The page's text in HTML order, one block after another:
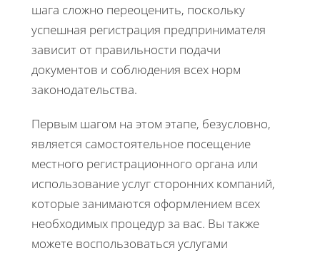
шага сложно переоценить, поскольку
успешная регистрация предпринимателя
зависит от правильности подачи
документов и соблюдения всех норм
законодательства.
Первым шагом на этом этапе, безусловно,
является самостоятельное посещение
местного регистрационного органа или
использование услуг сторонних компаний,
которые занимаются оформлением всех
необходимых процедур за вас. Вы также
можете воспользоваться услугами